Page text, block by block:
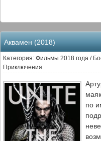
Аквамен (2018)
Категория: Фильмы 2018 года /
Приключения
по